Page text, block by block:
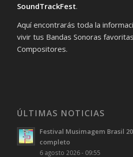
SoundTrackFest.
Aquí encontrarás toda la
vivir tus Bandas Sonoras
Compositores.
ÚLTIMAS NOTICIAS
Festival Musimagem Brasil
completo
6 agosto 2026 - 09:55